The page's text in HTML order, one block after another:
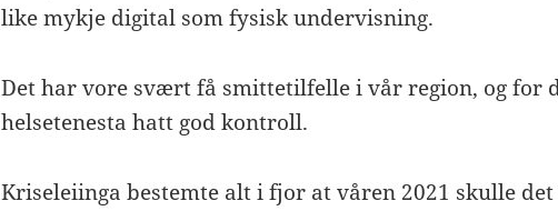
like mykje digital som fysisk undervisning.
Det har vore svært få smittetilfelle i vår region, og for
helsetenesta hatt god kontroll.
Kriseleiinga bestemte alt i fjor at våren 2021 skulle